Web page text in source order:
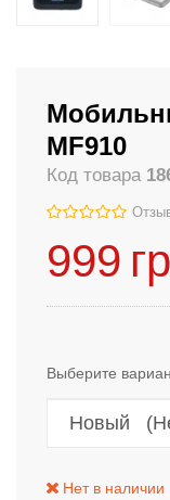
MF910
Код товара
999
Выберите
Нет в наличии